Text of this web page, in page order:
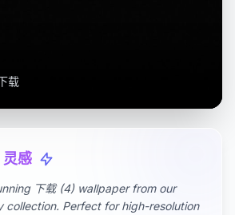
载
感
下载 (4) wallpaper from our
collection. Perfect for high-resolution